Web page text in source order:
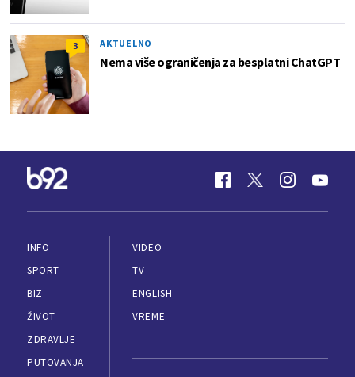
3 AKTUELNO
Nema više ograničenja za besplatni ChatGPT
INFO
SPORT
BIZ
ŽIVOT
ZDRAVLJE
PUTOVANJA
VIDEO
TV
ENGLISH
VREME